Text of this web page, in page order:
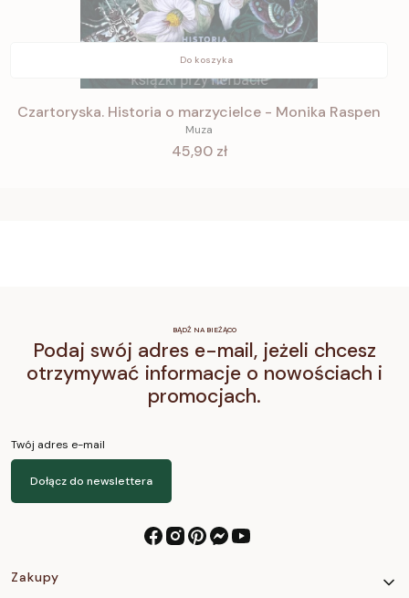
Do koszyka
Czartoryska. Historia o marzycielce - Monika Raspen
Muza
Cena
45,90 zł
BĄDŹ NA BIEŻĄCO
Podaj swój adres e-mail, jeżeli chcesz
otrzymywać informacje o nowościach i
promocjach.
Twój adres e-mail
Dołącz do newslettera
Linki w stopce
Zakupy